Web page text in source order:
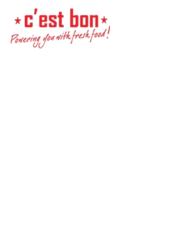
Перейти к содержимому